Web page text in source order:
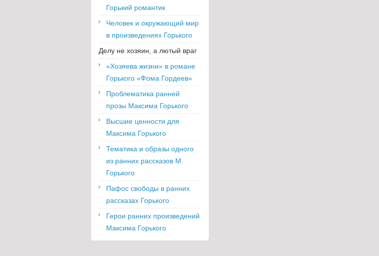
Горький романтик
Человек и окружающий мир
в произведениях Горького
Делу не хозяин, а лютый враг
«Хозяева жизни» в романе
Горького «Фома Гордеев»
Проблематика ранней
прозы Максима Горького
Высшие ценности для
Максима Горького
Тематика и образы одного
из ранних рассказов М.
Горького
Пафос свободы в ранних
рассказах Горького
Герои ранних произведений
Максима Горького